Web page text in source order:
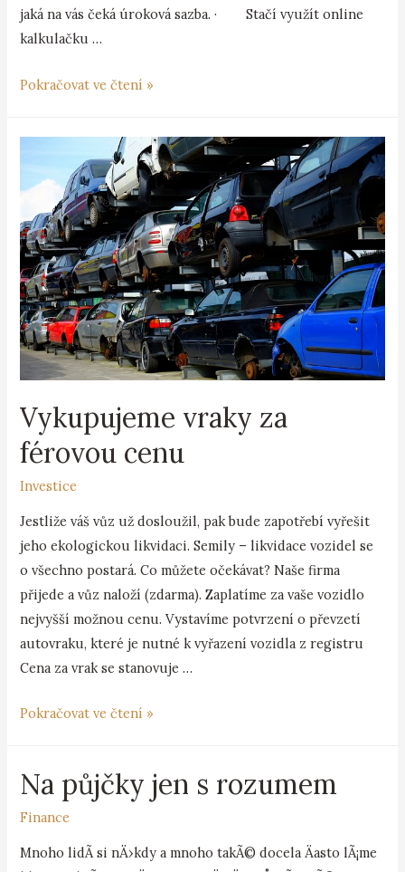
jaká na vás čeká úroková sazba. · Stačí využít online
kalkulačku …
Pokračovat ve čtení »
Vykupujeme vraky za
férovou cenu
Investice
Jestliže váš vůz už dosloužil, pak bude zapotřebí vyřešit
jeho ekologickou likvidaci. Semily – likvidace vozidel se
o všechno postará. Co můžete očekávat? Naše firma
přijede a vůz naloží (zdarma). Zaplatíme za vaše vozidlo
nejvyšší možnou cenu. Vystavíme potvrzení o převzetí
autovraku, které je nutné k vyřazení vozidla z registru
Cena za vrak se stanovuje …
Pokračovat ve čtení »
Na půjčky jen s rozumem
Finance
Mnoho lidÃ­ si nÄ›kdy a mnoho takÃ© docela Äasto lÃ¡me